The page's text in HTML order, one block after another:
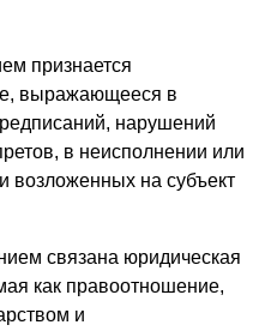
признается
выражающееся в
нарушений
в неисполнении или
на субъект
связана юридическая
как правоотношение,
и